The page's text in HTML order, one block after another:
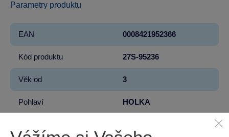
Parametry produktu
EAN 0008421952366
Kód produktu 27S-95236
Věk od 3
Pohlaví HOLKA